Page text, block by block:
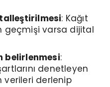
: Kağıt
geçmişi varsa dijital
belirlenmesi:
denetleyen
derlenip